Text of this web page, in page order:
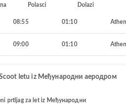
Polasci Dolazi
08:55 01:10
09:00 01:10
letu iz Међународни аеродром
prtljag za let iz Међународни